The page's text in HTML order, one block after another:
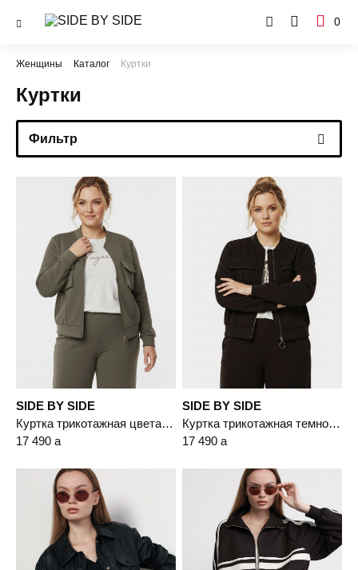
0
Женщины Каталог Куртки
Куртки
Фильтр
SIDE BY SIDE
Куртка трикотажная цвета хаки с накладными карманами
17 490 a
SIDE BY SIDE
Куртка трикотажная темно-коричневого цвета с накладными карманами
17 490 a